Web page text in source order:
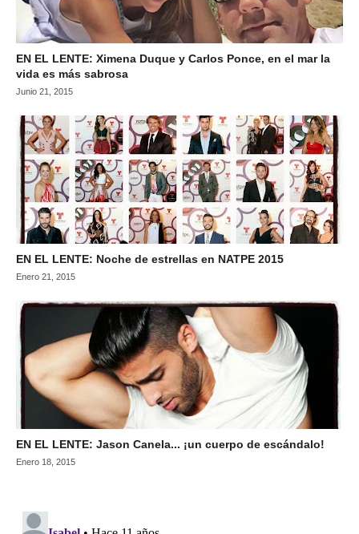
EN EL LENTE: Ximena Duque y Carlos Ponce, en el mar la
vida es más sabrosa
Junio 21, 2015
EN EL LENTE: Noche de estrellas en NATPE 2015
Enero 21, 2015
EN EL LENTE: Jason Canela... ¡un cuerpo de escándalo!
Enero 18, 2015